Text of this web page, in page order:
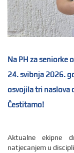
Na PH za seniorke
24. svibnja 2026.
osvojila tri naslova
Čestitamo!
Aktualne ekipne
natjecanjem u